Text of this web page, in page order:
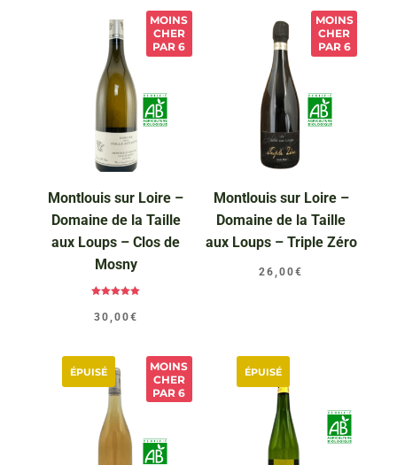
MOINS
CHER
PAR 6
Montlouis sur Loire –
Domaine de la Taille
aux Loups – Clos de
Mosny
5.00
sur 5
30,00€
MOINS
CHER
PAR 6
Montlouis sur Loire –
Domaine de la Taille
aux Loups – Triple Zéro
26,00€
MOINS
CHER
PAR 6
ÉPUISÉ ÉPUISÉ